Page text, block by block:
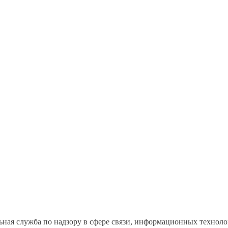
служба по надзору в сфере связи, информационных